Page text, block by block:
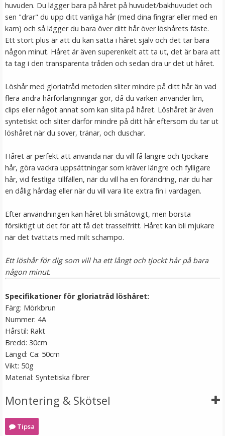
★★★★★
199 kr
LÄGG I VARUKORG
Mizzy Tangler brush - Zebramönster vit
★★★★
99 kr
LÄGG I VARUKORG
Syntetiskt löshår Gloriatråd rakt - Platinablond
huvuden. Du lägger bara på håret på huvudet/bakhuvudet och
sen "drar" du upp ditt vanliga hår (med dina fingrar eller med en
kam) och så lägger du bara över ditt hår över löshårets fäste.
Ett stort plus är att du kan sätta i håret själv och det tar bara
någon minut. Håret är även superenkelt att ta ut, det är bara att
ta tag i den transparenta tråden och sedan dra ur det ut håret.
Löshår med gloriatråd metoden sliter mindre på ditt hår än vad
flera andra hårförlängningar gör, då du varken använder lim,
clips eller något annat som kan slita på håret. Löshåret är även
syntetiskt och sliter därför mindre på ditt hår eftersom du tar ut
löshåret när du sover, tränar, och duschar.
Håret är perfekt att använda när du vill få längre och tjockare
hår, göra vackra uppsättningar som kräver längre och fylligare
hår, vid festliga tillfällen, när du vill ha en förändring, när du har
en dålig hårdag eller när du vill vara lite extra fin i vardagen.
Efter användningen kan håret bli småtovigt, men borsta
försiktigt ut det för att få det trasselfritt. Håret kan bli mjukare
när det tvättats med milt schampo.
Ett löshår för dig som vill ha ett långt och tjockt hår på bara
någon minut.
Specifikationer för gloriatråd löshåret:
Färg: Mörkbrun
Nummer: 4A
Hårstil: Rakt
Bredd: 30cm
Längd: Ca: 50cm
Vikt: 50g
Material: Syntetiska fibrer
Montering & Skötsel
Tipsa